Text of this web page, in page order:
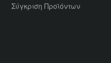
Σύγκριση Προϊόντων